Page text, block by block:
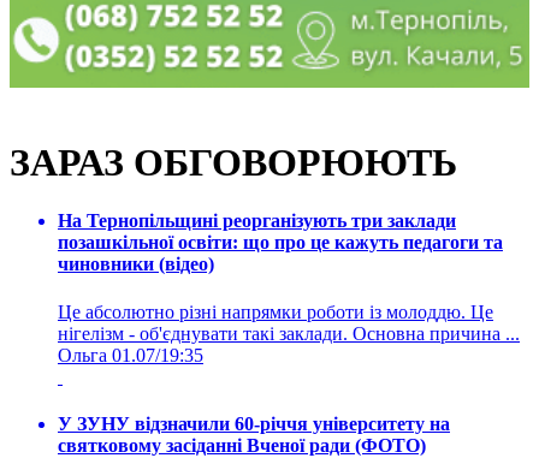
ЗАРАЗ ОБГОВОРЮЮТЬ
На Тернопільщині реорганізують три заклади
позашкільної освіти: що про це кажуть педагоги та
чиновники (відео)
Це абсолютно різні напрямки роботи із молоддю. Це
нігелізм - об'єднувати такі заклади. Основна причина ...
Ольга 01.07/19:35
У ЗУНУ відзначили 60-річчя університету на
святковому засіданні Вченої ради (ФОТО)